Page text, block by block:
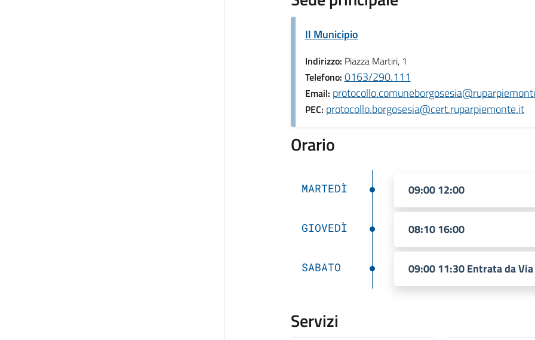
Il Municipio
Indirizzo: Piazza Martiri, 1
Telefono: 0163/290.111
Email:
PEC: protocollo.borgosesia@cert.ruparpiemonte.it
Orario
MARTEDÌ 09:00 12:00
GIOVEDÌ 08:10 16:00
SABATO 09:00 11:30 Entrata da
Servizi